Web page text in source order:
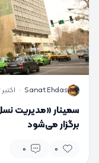
S
Sanat Ehdas
· اکتبر 16, 2024
برگزار می‌شود
0
0